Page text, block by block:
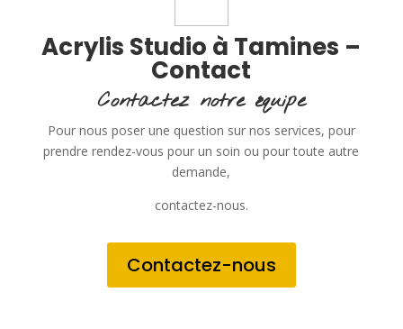
Acrylis Studio à Tamines –
Contact
Contactez notre équipe
Pour nous poser une question sur nos services, pour
prendre rendez-vous pour un soin ou pour toute autre
demande,
contactez-nous.
Contactez-nous